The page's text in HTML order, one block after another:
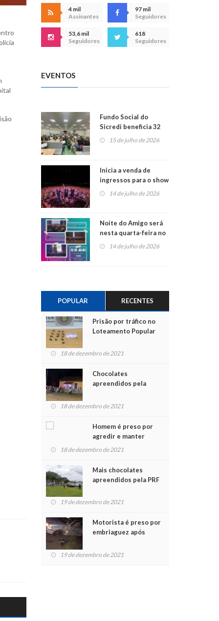
4 mil
Assinantes
97 mil
Seguidores
53,6 mil
Seguidores
618
Seguidores
EVENTOS
Fundo Social do
Sicredi beneficia 32
projetos em
15 de julho de 2026
Inicia a venda de
ingressos para o show
do Jota Quest nos 45
anos da Sicredi Ouro
14 de julho de 2026
Noite do Amigo será
nesta quarta-feira no
Centro de Cultura de
14 de julho de 2026
POPULAR RECENTES
Prisão por tráfico no
Loteamento Popular
18 de dezembro de 2021
Chocolates
apreendidos pela
para crianças na
18 de dezembro de 2021
Homem é preso por
agredir e manter
mulher em cárcere
18 de dezembro de 2021
Mais chocolates
apreendidos pela PRF
crianças no Natal
19 de dezembro de 2021
Motorista é preso por
embriaguez após
feridos
19 de dezembro de 2021